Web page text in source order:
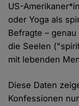
US-
oder Yoga als
Befragte –
die Seelen
mit lebenden
Diese Daten
Konfessionen